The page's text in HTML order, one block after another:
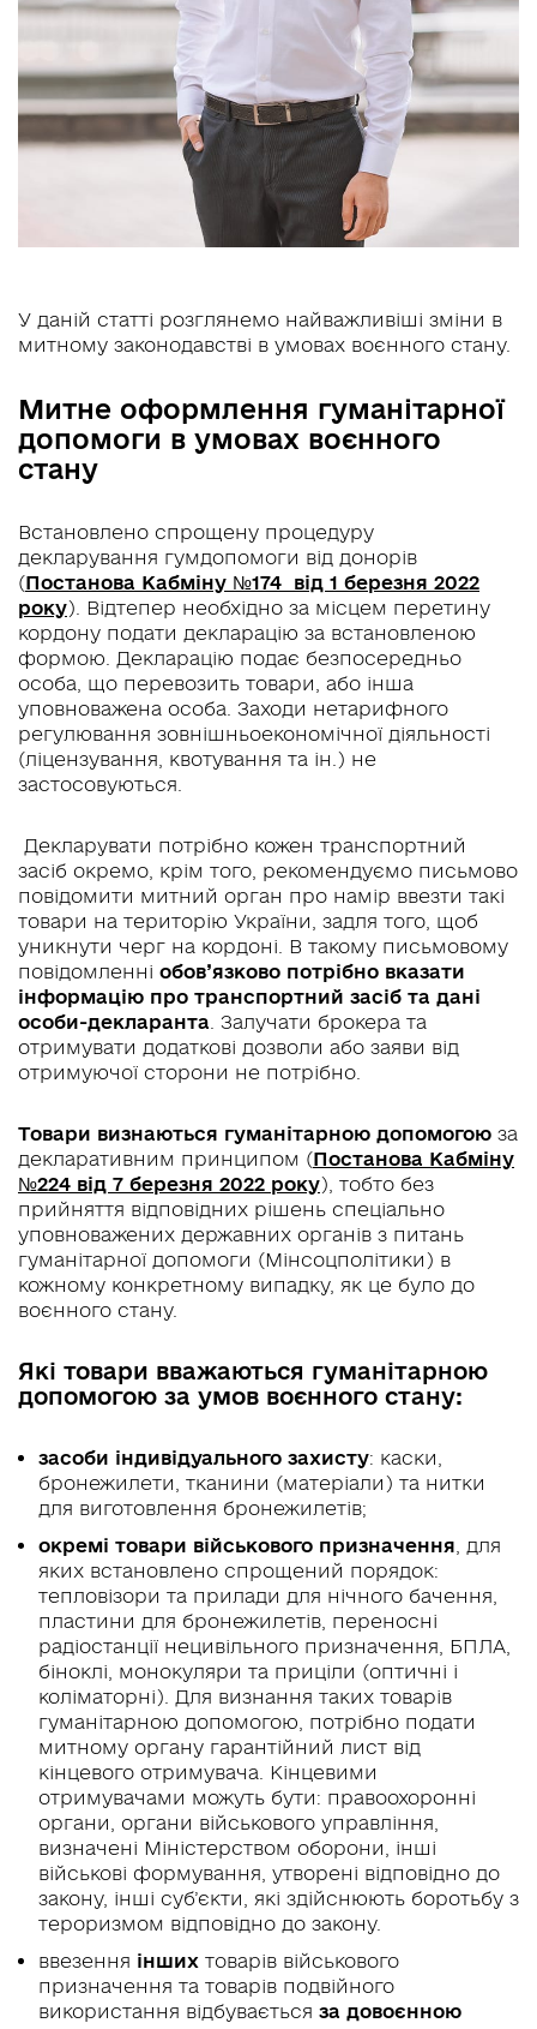
У даній статті розглянемо найважливіші зміни в
митному законодавстві в умовах воєнного стану.
Митне оформлення гуманітарної
допомоги в умовах воєнного
стану
Встановлено спрощену процедуру
декларування гумдопомоги від донорів
(Постанова Кабміну №174 від 1 березня 2022
року). Відтепер необхідно за місцем перетину
кордону подати декларацію за встановленою
формою. Декларацію подає безпосередньо
особа, що перевозить товари, або інша
уповноважена особа. Заходи нетарифного
регулювання зовнішньоекономічної діяльності
(ліцензування, квотування та ін.) не
застосовуються.
Декларувати потрібно кожен транспортний
засіб окремо, крім того, рекомендуємо письмово
повідомити митний орган про намір ввезти такі
товари на територію України, задля того, щоб
уникнути черг на кордоні. В такому письмовому
повідомленні обов’язково потрібно вказати
інформацію про транспортний засіб та дані
особи-декларанта . Залучати брокера та
отримувати додаткові дозволи або заяви від
отримуючої сторони не потрібно.
Товари визнаються гуманітарною допомогою за
декларативним принципом (Постанова Кабміну
№224 від 7 березня 2022 року), тобто без
прийняття відповідних рішень спеціально
уповноважених державних органів з питань
гуманітарної допомоги (Мінсоцполітики) в
кожному конкретному випадку, як це було до
воєнного стану.
Які товари вважаються гуманітарною
допомогою за умов воєнного стану:
засоби індивідуального захисту: каски,
бронежилети, тканини (матеріали) та нитки
для виготовлення бронежилетів;
окремі товари військового призначення , для
яких встановлено спрощений порядок:
тепловізори та прилади для нічного бачення,
пластини для бронежилетів, переносні
радіостанції нецивільного призначення, БПЛА,
біноклі, монокуляри та приціли (оптичні і
коліматорні). Для визнання таких товарів
гуманітарною допомогою, потрібно подати
митному органу гарантійний лист від
кінцевого отримувача. Кінцевими
отримувачами можуть бути: правоохоронні
органи, органи військового управління,
визначені Міністерством оборони, інші
військові формування, утворені відповідно до
закону, інші суб’єкти, які здійснюють боротьбу з
тероризмом відповідно до закону.
ввезення інших товарів військового
призначення та товарів подвійного
використання відбувається за довоєнною